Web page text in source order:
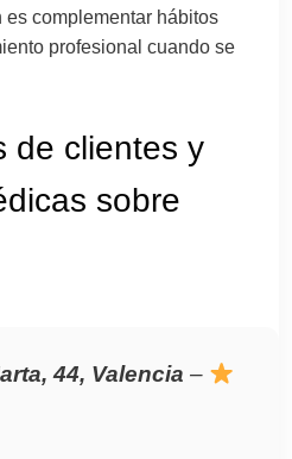
complementar hábitos
profesional cuando se
de clientes y
sobre
44, Valencia –